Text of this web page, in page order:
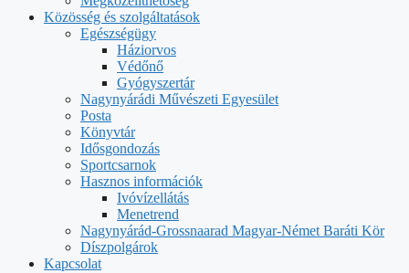
Közösség és szolgáltatások
Egészségügy
Háziorvos
Védőnő
Gyógyszertár
Nagynyárádi Művészeti Egyesület
Posta
Könyvtár
Idősgondozás
Sportcsarnok
Hasznos információk
Ivóvízellátás
Menetrend
Nagynyárád-Grossnaarad Magyar-Német Baráti Kör
Díszpolgárok
Kapcsolat